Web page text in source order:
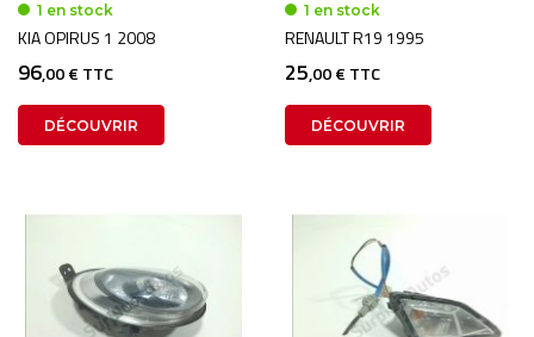
1 en stock
KIA OPIRUS 1 2008
96,00 € TTC
DÉCOUVRIR
1 en stock
RENAULT R19 1995
25,00 € TTC
DÉCOUVRIR